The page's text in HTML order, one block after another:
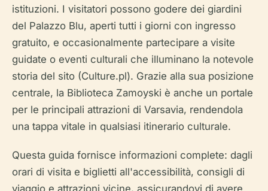
istituzioni. I visitatori possono godere dei giardini
del Palazzo Blu, aperti tutti i giorni con ingresso
gratuito, e occasionalmente partecipare a visite
guidate o eventi culturali che illuminano la notevole
storia del sito (Culture.pl). Grazie alla sua posizione
centrale, la Biblioteca Zamoyski è anche un portale
per le principali attrazioni di Varsavia, rendendola
una tappa vitale in qualsiasi itinerario culturale.
Questa guida fornisce informazioni complete: dagli
orari di visita e biglietti all'accessibilità, consigli di
viaggio e attrazioni vicine, assicurandovi di avere